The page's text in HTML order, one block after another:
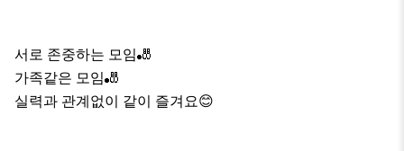
서로 존중하는 모임🎳
가족같은 모임🎳
실력과 관계없이 같이 즐겨요😊